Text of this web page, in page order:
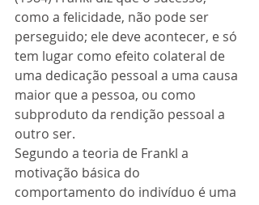
como a felicidade, não pode ser
perseguido; ele deve acontecer, e só
tem lugar como efeito colateral de
uma dedicação pessoal a uma causa
maior que a pessoa, ou como
subproduto da rendição pessoal a
outro ser.
Segundo a teoria de Frankl a
motivação básica do
comportamento do indivíduo é uma